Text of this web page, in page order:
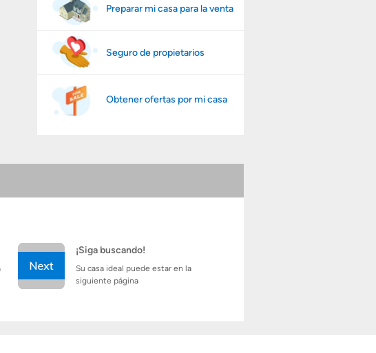
Preparar mi casa para la venta
Seguro de propietarios
Obtener ofertas por mi casa
¡Siga buscando!
Su casa ideal puede estar en la
siguiente página